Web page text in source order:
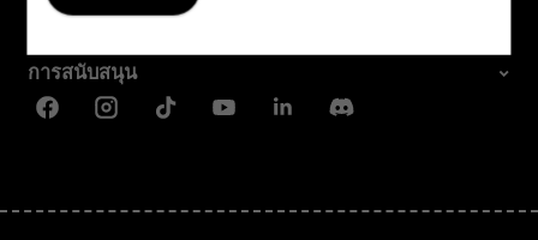
Planet and people
การสนับสนุน
FacebookInstagramTiktokYoutubeLinkedinDiscord